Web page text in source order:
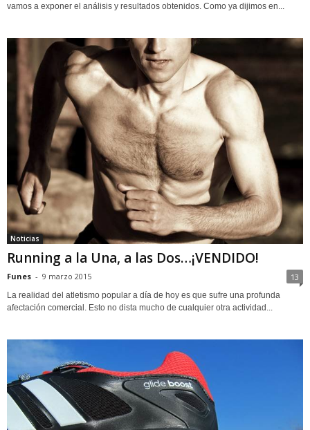
vamos a exponer el análisis y resultados obtenidos. Como ya dijimos en...
Noticias
Running a la Una, a las Dos…¡VENDIDO!
Funes - 9 marzo 2015 13
La realidad del atletismo popular a día de hoy es que sufre una profunda
afectación comercial. Esto no dista mucho de cualquier otra actividad...